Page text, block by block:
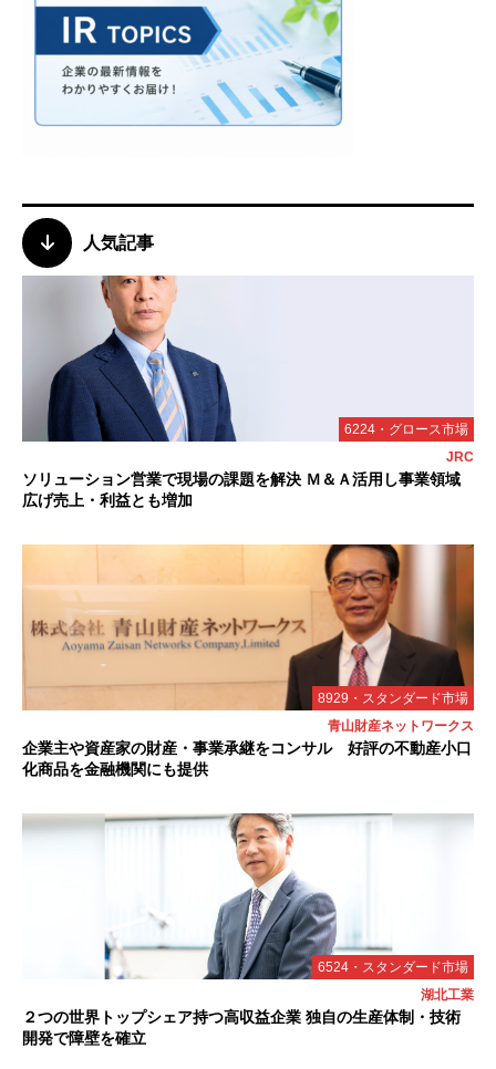
人気記事
6224・グロース市場
JRC
ソリューション営業で現場の課題を解決 Ｍ＆Ａ活用し事業領域
広げ売上・利益とも増加
8929・スタンダード市場
青山財産ネットワークス
企業主や資産家の財産・事業承継をコンサル 好評の不動産小口
化商品を金融機関にも提供
6524・スタンダード市場
湖北工業
２つの世界トップシェア持つ高収益企業 独自の生産体制・技術
開発で障壁を確立